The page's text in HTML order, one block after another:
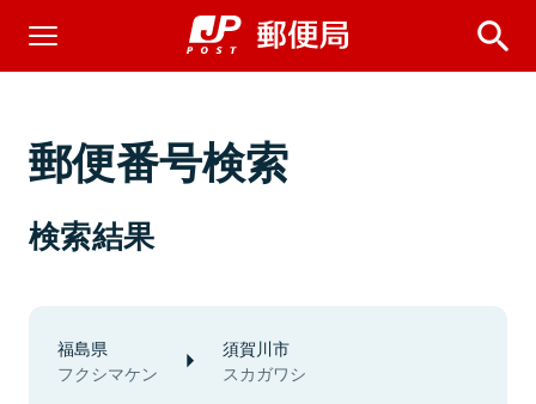
郵便番号検索
検索結果
福島県
フクシマケン
須賀川市
スカガワシ